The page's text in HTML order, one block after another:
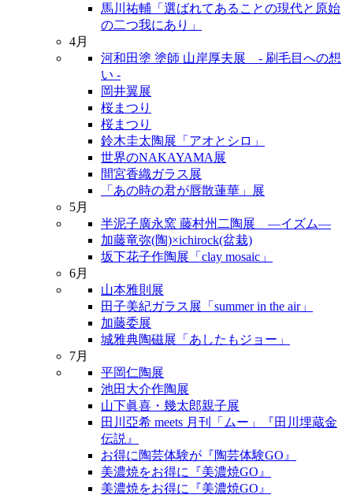
馬川祐輔「選ばれてあることの現代と原始
の二つ我にあり」
4月
河和田塗 塗師 山岸厚夫展 - 刷毛目への想
い -
岡井翼展
桜まつり
桜まつり
鈴木圭太陶展「アオとシロ」
世界のNAKAYAMA展
間宮香織ガラス展
「あの時の君が唇散蓮華」展
5月
半泥子廣永窯 藤村州二陶展 ―イズム―
加藤竜弥(陶)×ichirock(盆栽)
坂下花子作陶展「clay mosaic」
6月
山本雅則展
田子美紀ガラス展「summer in the air」
加藤委展
城雅典陶磁展「あしたもジョー」
7月
平岡仁陶展
池田大介作陶展
山下眞喜・幾太郎親子展
田川亞希 meets 月刊「ムー」『田川埋蔵金
伝説』
お得に陶芸体験が『陶芸体験GO』
美濃焼をお得に『美濃焼GO』
美濃焼をお得に『美濃焼GO』